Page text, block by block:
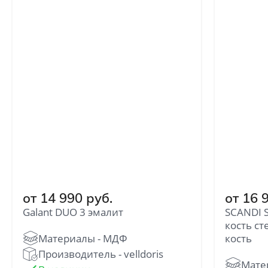
от 14 990 руб.
Galant DUO 3 эмалит
Производитель - velldoris
от 16
SCANDI
кость
кость
Отправить